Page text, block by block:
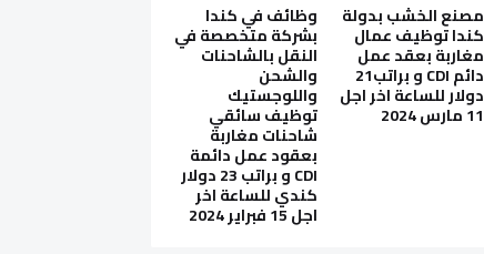
مصنع الخشب بدولة
كندا توظيف عمال
مغاربة بعقد عمل
دائم CDI و براتب21
دولار للساعة اخر اجل
11 مارس 2024
وظائف في كندا
بشركة متخصصة في
النقل بالشاحنات
والشحن
واللوجستيك
توظيف سائقي
شاحنات مغاربة
بعقود عمل دائمة
CDI و براتب 23 دولار
كندي للساعة اخر
اجل 15 فبراير 2024